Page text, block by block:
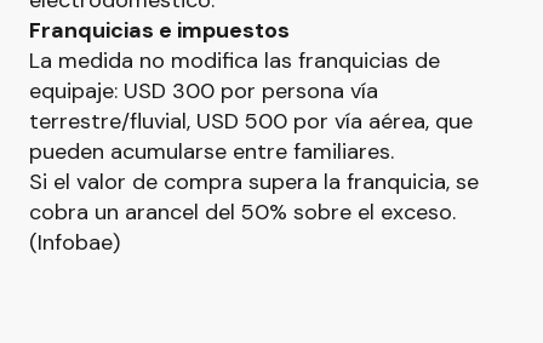
Franquicias e impuestos
La medida no modifica las franquicias de
equipaje: USD 300 por persona vía
terrestre/fluvial, USD 500 por vía aérea, que
pueden acumularse entre familiares.
Si el valor de compra supera la franquicia, se
cobra un arancel del 50% sobre el exceso.
(Infobae)